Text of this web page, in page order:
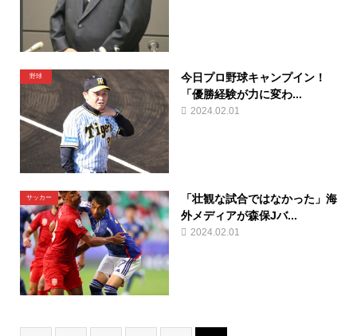
野球
今日プロ野球キャンプイン！
「優勝経験が力に変わ...
2024.02.01
サッカー
「壮観な試合ではなかった」海
外メディアが森保Jバ...
2024.02.01